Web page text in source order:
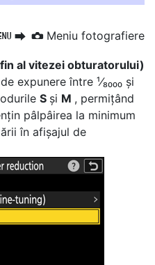
U C Meniu fotografiere
al vitezei obturatorului)
expunere între ¹⁄₈₀₀₀ și
S și M , permițând
pâlpâirea la minimum
în afișajul de